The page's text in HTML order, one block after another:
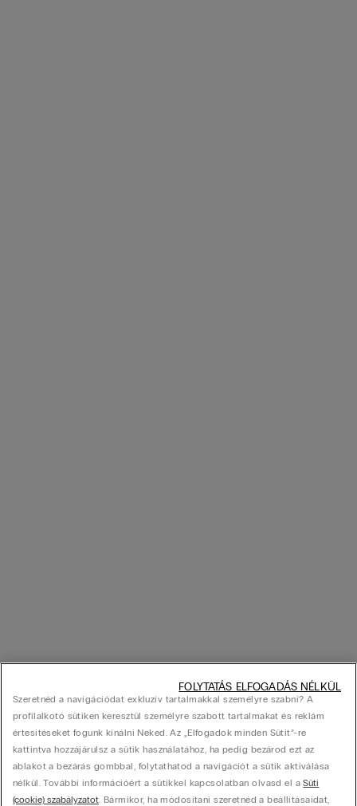
Szeretnéd a navigációdat exkluzív tartalmakkal személyre szabni? A
profilalkotó sütiken keresztül személyre szabott tartalmakat és reklám
értesítéseket fogunk kínálni Neked. Az „Elfogadok minden Sütit”-re
kattintva hozzájárulsz a sütik használatához, ha pedig bezárod ezt az
ablakot a bezárás gombbal, folytathatod a navigációt a sütik aktiválása
nélkül. További információért a sütikkel kapcsolatban olvasd el aSüti
(cookie) szabályzatot. Bármikor, ha módosítani szeretnéd a beállításaidat,
FOLYTATÁS ELFOGADÁS NÉLKÜL